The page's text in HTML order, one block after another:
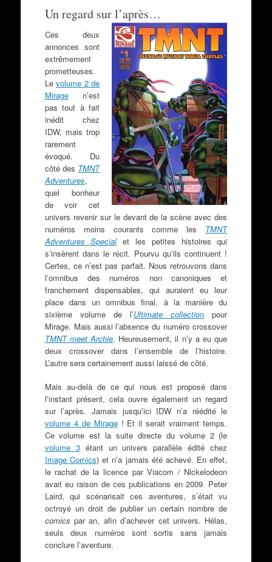
Un regard sur l’après…
Ces deux
annonces sont
extrêmement
prometteuses.
Levolume 2 de
Miragen’est
pas tout à fait
inédit chez
IDW, mais trop
rarement
évoqué. Du
côté des TMNT
Adventures,
quel bonheur
de voir cet
univers revenir sur le devant de la scène avec des
numéros moins courants comme les TMNT
Adventures Specialet les petites histoires qui
s’insèrent dans le récit. Pourvu qu’ils continuent !
Certes, ce n’est pas parfait. Nous retrouvons dans
l’omnibus des numéros non canoniques et
franchement dispensables, qui auraient eu leur
place dans un omnibus final, à la manière du
sixième volume de l’Ultimate collection pour
Mirage. Mais aussi l’absence du numéro crossover
TMNT meet Archie. Heureusement, il n’y a eu que
deux crossover dans l’ensemble de l’histoire.
L’autre sera certainement aussi laissé de côté.
Mais au-delà de ce qui nous est proposé dans
l’instant présent, cela ouvre également un regard
sur l’après. Jamais jusqu’ici IDW n’a réédité le
volume 4 de Mirage! Et il serait vraiment temps.
Ce volume est la suite directe du volume 2 (le
volume 3étant un univers parallèle édité chez
Image Comics) et n’a jamais été achevé. En effet,
le rachat de la licence par Viacom / Nickelodeon
avait eu raison de ces publications en 2009. Peter
Laird, qui scénarisait ces aventures, s’était vu
octroyé un droit de publier un certain nombre de
comics par an, afin d’achever cet univers. Hélas,
seuls deux numéros sont sortis sans jamais
conclure l’aventure.